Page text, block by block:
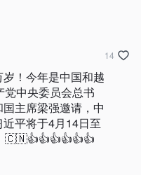
！今年是中国和越
中央委员会总书
主席梁强邀请，中
平将于4月14日至
🇨🇳👍👍👍👍👍👍
14